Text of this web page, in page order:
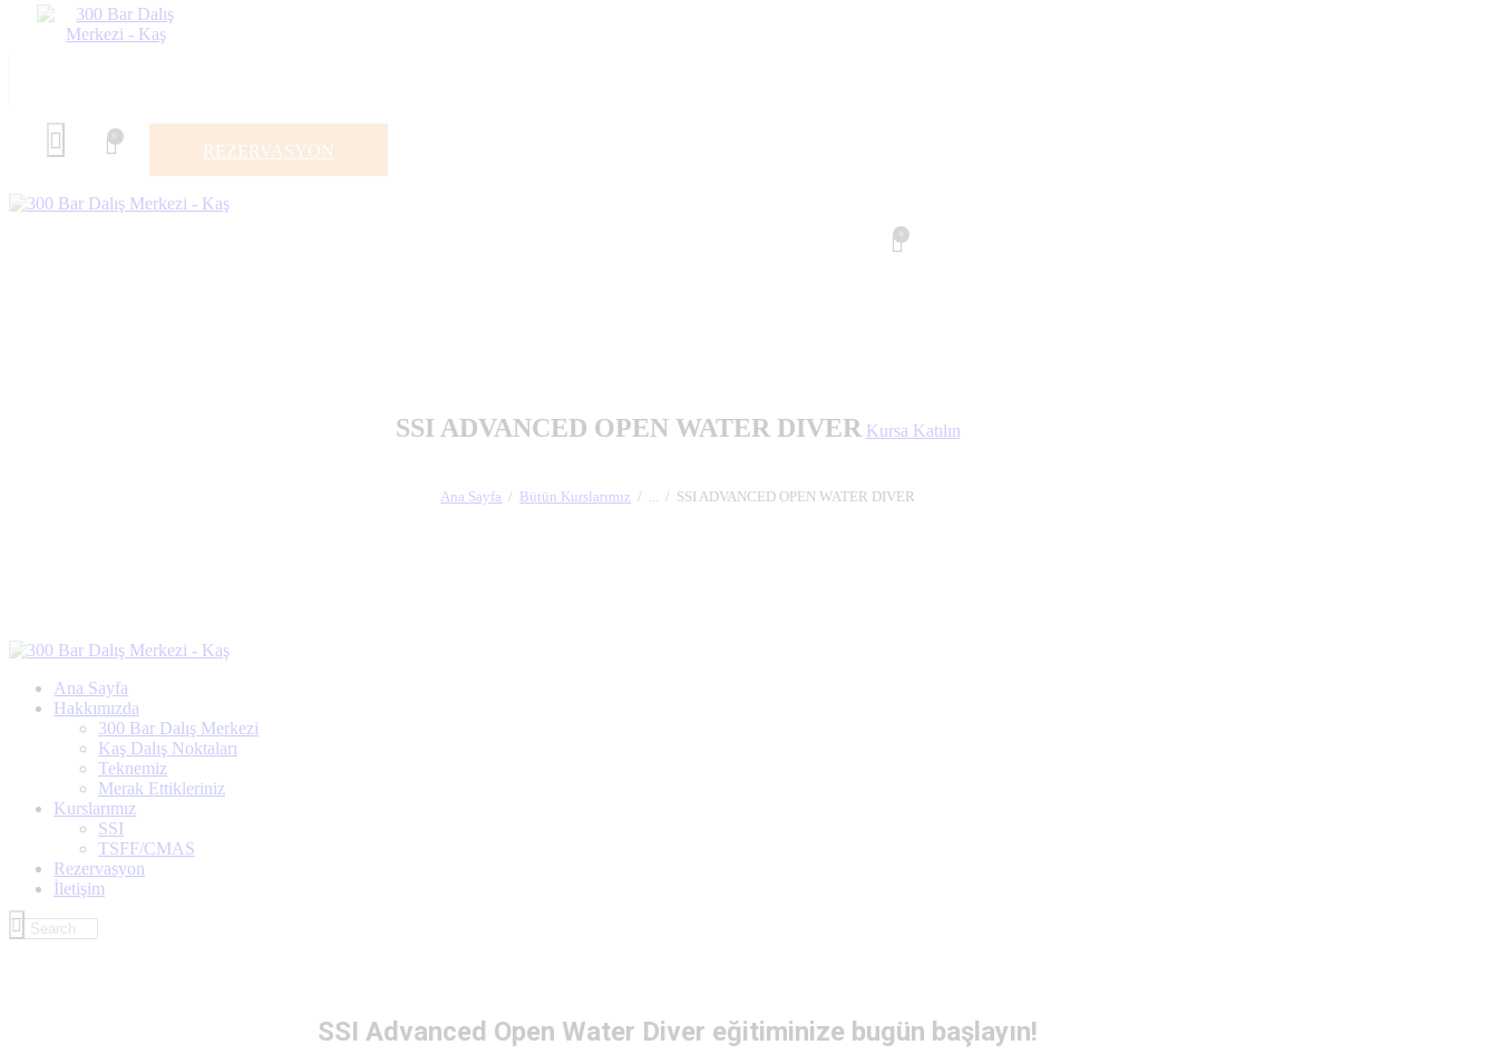
REZERVASYON
SSI ADVANCED OPEN WATER DIVER Kursa Katılın
Ana Sayfa Bütün Kurslarımız ... SSI ADVANCED OPEN WATER DIVER
Ana Sayfa
Hakkımızda
300 Bar Dalış Merkezi
Kaş Dalış Noktaları
Teknemiz
Merak Ettikleriniz
Kurslarımız
SSI
TSFF/CMAS
Rezervasyon
İletişim
SSI Advanced Open Water Diver eğitiminize bugün başlayın!